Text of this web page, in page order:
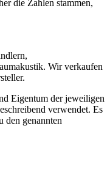
die Zahlen stammen,
Wir verkaufen
Eigentum der jeweiligen
verwendet. Es
den genannten